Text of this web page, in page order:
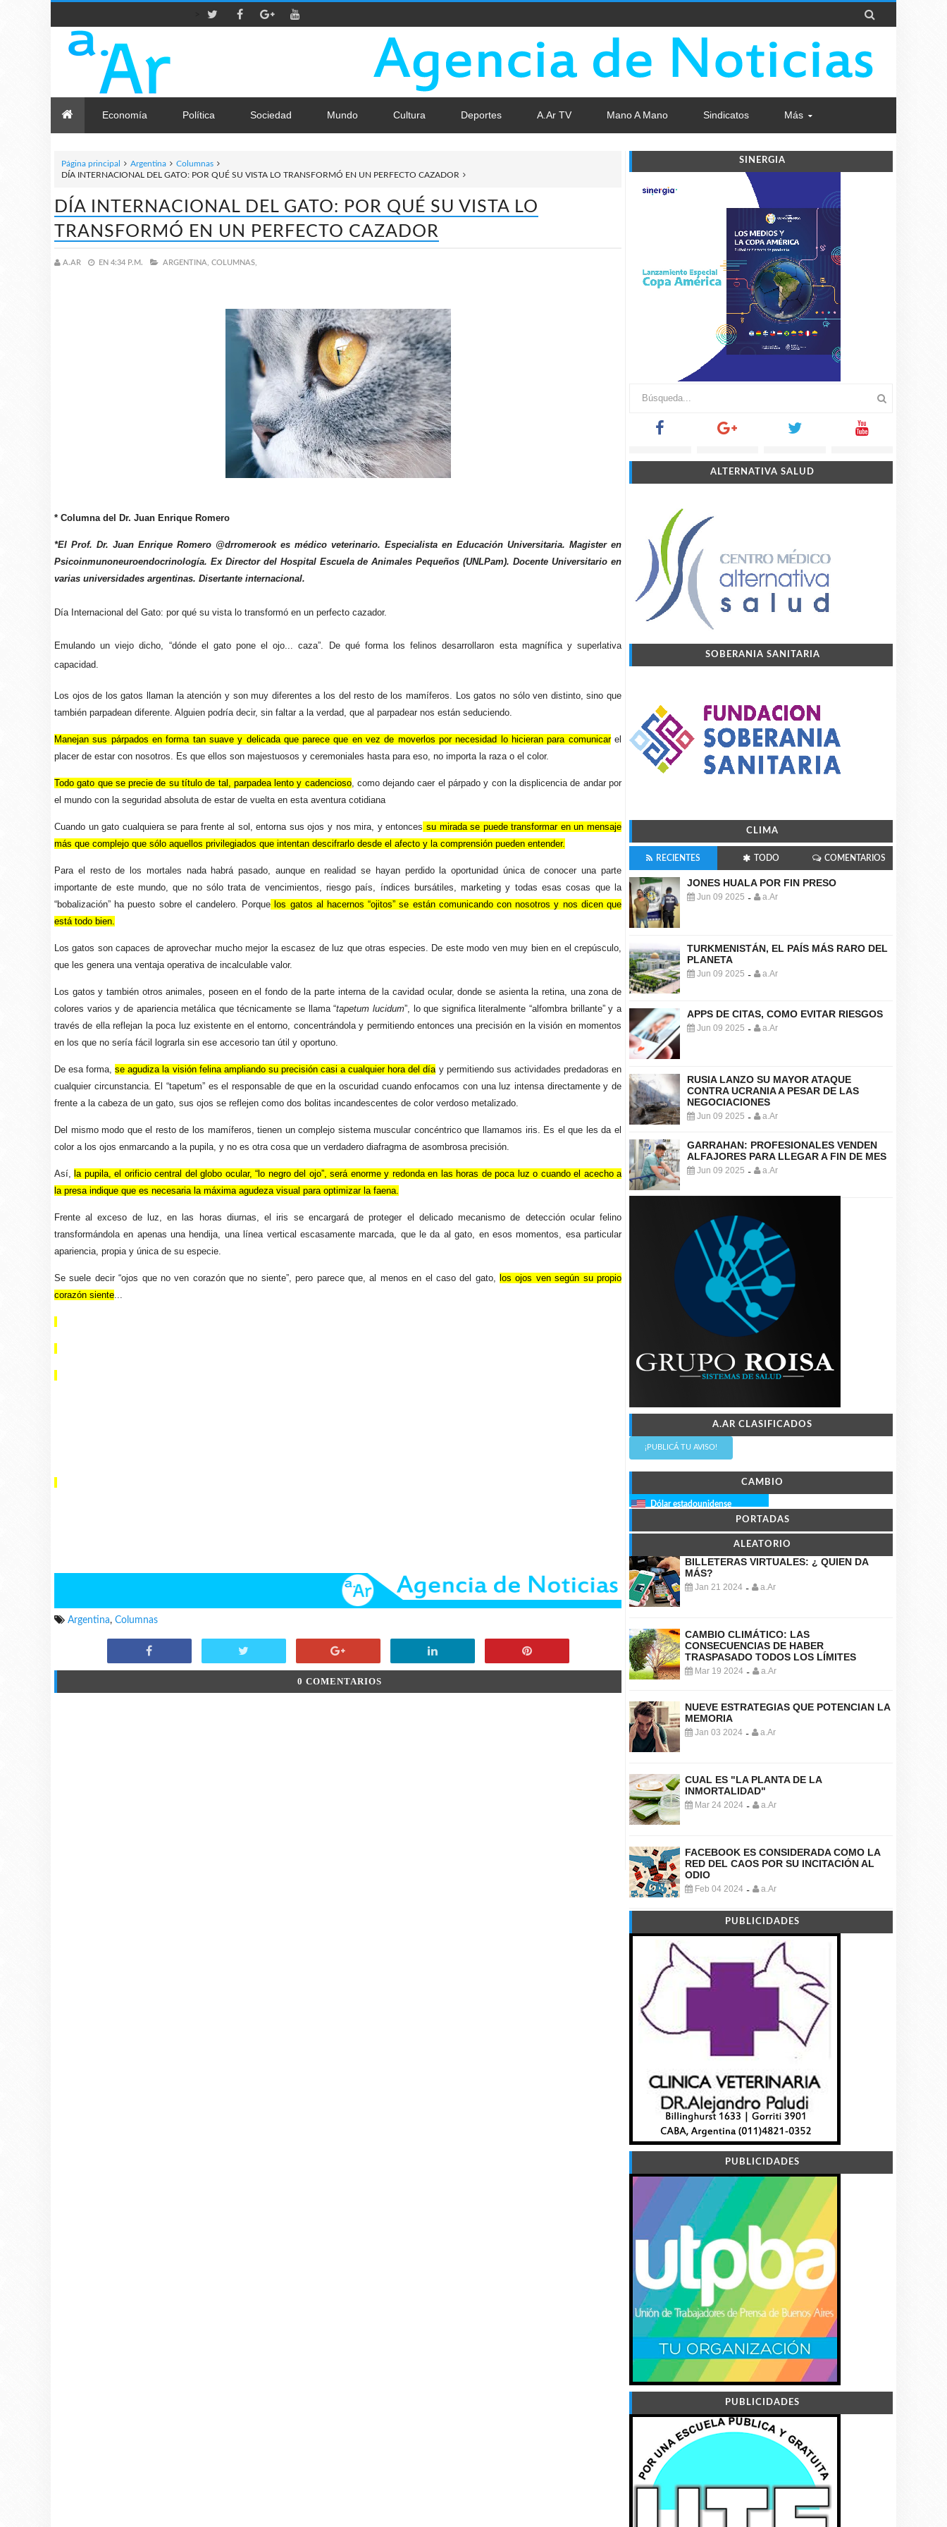

Economía Política Sociedad Mundo Cultura Deportes A.Ar TV Mano A Mano Sindicatos Más
Página principal Argentina
Columnas
DÍA INTERNACIONAL DEL GATO: POR QUÉ SU VISTA LO TRANSFORMÓ EN UN PERFECTO CAZADOR
DÍA INTERNACIONAL DEL GATO: POR QUÉ SU VISTA LO
TRANSFORMÓ EN UN PERFECTO CAZADOR
A.AR EN 4:34 P.M. ARGENTINA, COLUMNAS,
* Columna del Dr. Juan Enrique Romero
*El Prof. Dr. Juan Enrique Romero @drromerook es médico veterinario. Especialista en Educación Universitaria. Magister en
Psicoinmunoneuroendocrinología. Ex Director del Hospital Escuela de Animales Pequeños (UNLPam). Docente Universitario en
varias universidades argentinas. Disertante internacional.
Día Internacional del Gato: por qué su vista lo transformó en un perfecto cazador.
Emulando un viejo dicho, “dónde el gato pone el ojo... caza”. De qué forma los felinos desarrollaron esta magnífica y superlativa
capacidad.
Los ojos de los gatos llaman la atención y son muy diferentes a los del resto de los mamíferos. Los gatos no sólo ven distinto, sino que
también parpadean diferente. Alguien podría decir, sin faltar a la verdad, que al parpadear nos están seduciendo.
Manejan sus párpados en forma tan suave y delicada que parece que en vez de moverlos por necesidad lo hicieran para comunicarel
placer de estar con nosotros. Es que ellos son majestuosos y ceremoniales hasta para eso, no importa la raza o el color.
Todo gato que se precie de su título de tal, parpadea lento y cadencioso, como dejando caer el párpado y con la displicencia de andar por
el mundo con la seguridad absoluta de estar de vuelta en esta aventura cotidiana
Cuando un gato cualquiera se para frente al sol, entorna sus ojos y nos mira, y entonces su mirada se puede transformar en un mensaje
más que complejo que sólo aquellos privilegiados que intentan descifrarlo desde el afecto y la comprensión pueden entender.
Para el resto de los mortales nada habrá pasado, aunque en realidad se hayan perdido la oportunidad única de conocer una parte
importante de este mundo, que no sólo trata de vencimientos, riesgo país, índices bursátiles, marketing y todas esas cosas que la
“bobalización” ha puesto sobre el candelero. Porque los gatos al hacernos “ojitos” se están comunicando con nosotros y nos dicen que
está todo bien.
Los gatos son capaces de aprovechar mucho mejor la escasez de luz que otras especies. De este modo ven muy bien en el crepúsculo,
que les genera una ventaja operativa de incalculable valor.
Los gatos y también otros animales, poseen en el fondo de la parte interna de la cavidad ocular, donde se asienta la retina, una zona de
colores varios y de apariencia metálica que técnicamente se llama “tapetum lucidum”, lo que significa literalmente “alfombra brillante” y a
través de ella reflejan la poca luz existente en el entorno, concentrándola y permitiendo entonces una precisión en la visión en momentos
en los que no sería fácil lograrla sin ese accesorio tan útil y oportuno.
De esa forma,se agudiza la visión felina ampliando su precisión casi a cualquier hora del díay permitiendo sus actividades predadoras en
cualquier circunstancia. El “tapetum” es el responsable de que en la oscuridad cuando enfocamos con una luz intensa directamente y de
frente a la cabeza de un gato, sus ojos se reflejen como dos bolitas incandescentes de color verdoso metalizado.
Del mismo modo que el resto de los mamíferos, tienen un complejo sistema muscular concéntrico que llamamos iris. Es el que les da el
color a los ojos enmarcando a la pupila, y no es otra cosa que un verdadero diafragma de asombrosa precisión.
Así, la pupila, el orificio central del globo ocular, “lo negro del ojo”, será enorme y redonda en las horas de poca luz o cuando el acecho a
la presa indique que es necesaria la máxima agudeza visual para optimizar la faena.
Frente al exceso de luz, en las horas diurnas, el iris se encargará de proteger el delicado mecanismo de detección ocular felino
transformándola en apenas una hendija, una línea vertical escasamente marcada, que le da al gato, en esos momentos, esa particular
apariencia, propia y única de su especie.
Se suele decir “ojos que no ven corazón que no siente”, pero parece que, al menos en el caso del gato, los ojos ven según su propio
corazón siente...
Argentina, Columnas
0 COMENTARIOS
SINERGIA
ALTERNATIVA SALUD
SOBERANIA SANITARIA
CLIMA
RECIENTES TODO COMENTARIOS
JONES HUALA POR FIN PRESO
Jun 09 2025 - a.Ar
TURKMENISTÁN, EL PAÍS MÁS RARO DEL
PLANETA
Jun 09 2025 - a.Ar
APPS DE CITAS, COMO EVITAR RIESGOS
Jun 09 2025 - a.Ar
RUSIA LANZO SU MAYOR ATAQUE
CONTRA UCRANIA A PESAR DE LAS
NEGOCIACIONES
Jun 09 2025 - a.Ar
GARRAHAN: PROFESIONALES VENDEN
ALFAJORES PARA LLEGAR A FIN DE MES
Jun 09 2025 - a.Ar
A.AR CLASIFICADOS
¡PUBLICÁ TU AVISO!
CAMBIO
Dólar estadounidense
PORTADAS
ALEATORIO
BILLETERAS VIRTUALES: ¿ QUIEN DA
MÁS?
Jan 21 2024 - a.Ar
CAMBIO CLIMÁTICO: LAS
CONSECUENCIAS DE HABER
TRASPASADO TODOS LOS LÍMITES
Mar 19 2024 - a.Ar
NUEVE ESTRATEGIAS QUE POTENCIAN LA
MEMORIA
Jan 03 2024 - a.Ar
CUAL ES "LA PLANTA DE LA
INMORTALIDAD"
Mar 24 2024 - a.Ar
FACEBOOK ES CONSIDERADA COMO LA
RED DEL CAOS POR SU INCITACIÓN AL
ODIO
Feb 04 2024 - a.Ar
PUBLICIDADES
PUBLICIDADES
PUBLICIDADES